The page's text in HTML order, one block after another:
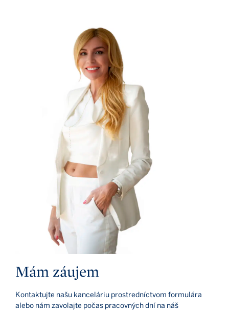
Mám záujem
Kontaktujte našu kanceláriu prostredníctvom formulára
alebo nám zavolajte počas pracovných dní na náš